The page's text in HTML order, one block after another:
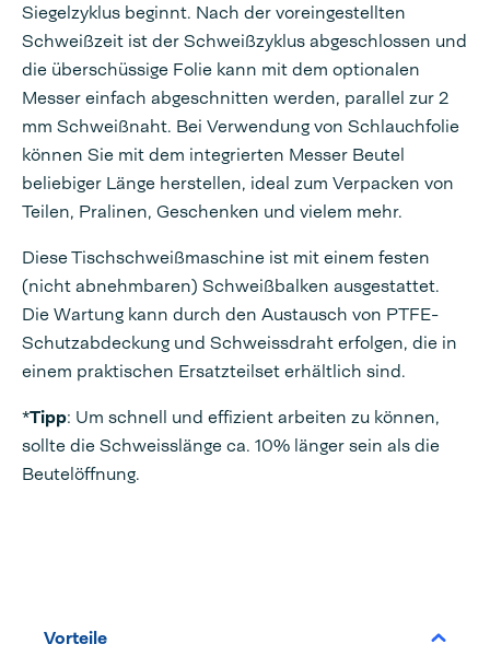
Siegelzyklus beginnt. Nach der voreingestellten
Schweißzeit ist der Schweißzyklus abgeschlossen und
die überschüssige Folie kann mit dem optionalen
Messer einfach abgeschnitten werden, parallel zur 2
mm Schweißnaht. Bei Verwendung von Schlauchfolie
können Sie mit dem integrierten Messer Beutel
beliebiger Länge herstellen, ideal zum Verpacken von
Teilen, Pralinen, Geschenken und vielem mehr.
Diese Tischschweißmaschine ist mit einem festen
(nicht abnehmbaren) Schweißbalken ausgestattet.
Die Wartung kann durch den Austausch von PTFE-
Schutzabdeckung und Schweissdraht erfolgen, die in
einem praktischen Ersatzteilset erhältlich sind.
*Tipp: Um schnell und effizient arbeiten zu können,
sollte die Schweisslänge ca. 10% länger sein als die
Beutelöffnung.
Vorteile